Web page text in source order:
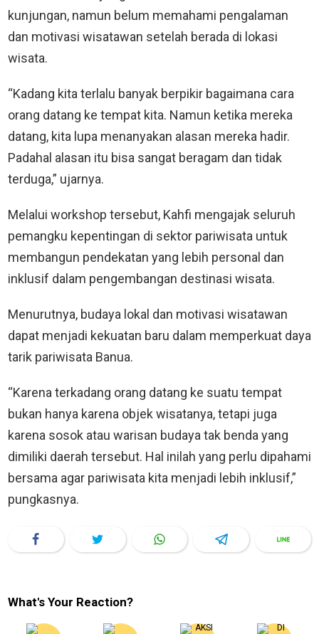
kunjungan, namun belum memahami pengalaman
dan motivasi wisatawan setelah berada di lokasi
wisata.
“Kadang kita terlalu banyak berpikir bagaimana cara
orang datang ke tempat kita. Namun ketika mereka
datang, kita lupa menanyakan alasan mereka hadir.
Padahal alasan itu bisa sangat beragam dan tidak
terduga,” ujarnya.
Melalui workshop tersebut, Kahfi mengajak seluruh
pemangku kepentingan di sektor pariwisata untuk
membangun pendekatan yang lebih personal dan
inklusif dalam pengembangan destinasi wisata.
Menurutnya, budaya lokal dan motivasi wisatawan
dapat menjadi kekuatan baru dalam memperkuat daya
tarik pariwisata Banua.
“Karena terkadang orang datang ke suatu tempat
bukan hanya karena objek wisatanya, tetapi juga
karena sosok atau warisan budaya tak benda yang
dimiliki daerah tersebut. Hal inilah yang perlu dipahami
bersama agar pariwisata kita menjadi lebih inklusif,”
pungkasnya.
What's Your Reaction?